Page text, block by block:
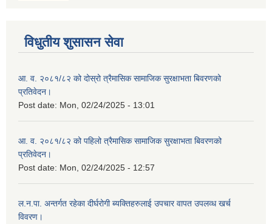
विधुतीय शुसासन सेवा
आ. व. २०८१/८२ को दोस्रो त्रैमासिक सामाजिक सुरक्षाभता बिवरणको
प्रतिवेदन।
Post date: Mon, 02/24/2025 - 13:01
आ. व. २०८१/८२ को पहिलो त्रैमासिक सामाजिक सुरक्षाभता बिवरणको
प्रतिवेदन।
Post date: Mon, 02/24/2025 - 12:57
ल.न.पा. अन्तर्गत रहेका दीर्घरोगी ब्यक्तिहरुलाई उपचार वापत उपलव्ध खर्च
विवरण।